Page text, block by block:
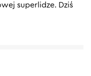
superlidze. Dziś